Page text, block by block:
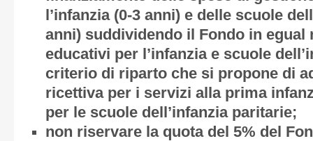
l’infanzia (0-3 anni) e delle scuole
anni) suddividendo il Fondo in
educativi per l’infanzia e scuole
criterio di riparto che si propone di
ricettiva per i servizi alla prima
per le scuole dell’infanzia paritarie;
non riservare la quota del 5% del